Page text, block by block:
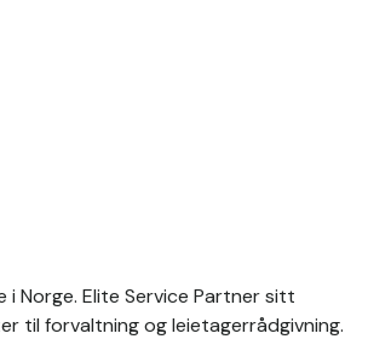
Norge. Elite Service Partner sitt
til forvaltning og leietagerrådgivning.